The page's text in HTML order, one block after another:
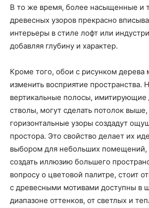
В то же время, более насыщенные и
древесных узоров прекрасно
интерьеры в стиле лофт или
добавляя глубину и характер.
Кроме того, обои с рисунком дерева
изменить восприятие пространства.
вертикальные полосы, имитирующие
стволы, могут сделать потолок выше,
горизонтальные узоры создадут
простора. Это свойство делает их
выбором для небольших помещений,
создать иллюзию большего
вопросу о цветовой палитре, стоит
с древесными мотивами доступны в
диапазоне оттенков, от светлых и